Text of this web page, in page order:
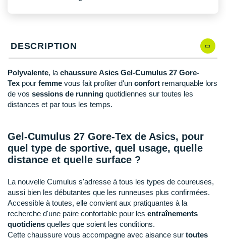
DESCRIPTION
Polyvalente, la chaussure Asics Gel-Cumulus 27 Gore-
Tex pour femme vous fait profiter d'un confort remarquable lors
de vos sessions de running quotidiennes sur toutes les
distances et par tous les temps.
Gel-Cumulus 27 Gore-Tex de Asics, pour
quel type de sportive, quel usage, quelle
distance et quelle surface ?
La nouvelle Cumulus s'adresse à tous les types de coureuses,
aussi bien les débutantes que les runneuses plus confirmées.
Accessible à toutes, elle convient aux pratiquantes à la
recherche d'une paire confortable pour les entraînements
quotidiens quelles que soient les conditions.
Cette chaussure vous accompagne avec aisance sur toutes
NNormal
On-Running
Orca
Patagonia
Polar
Puma
Raidlight